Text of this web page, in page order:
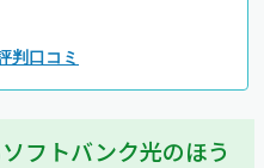
判口コミ
フトバンク光のほう